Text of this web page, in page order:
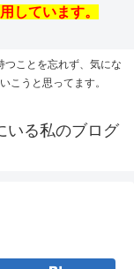
しています。
つことを忘れず、気にな
こうと思ってます。
いる私のブログ